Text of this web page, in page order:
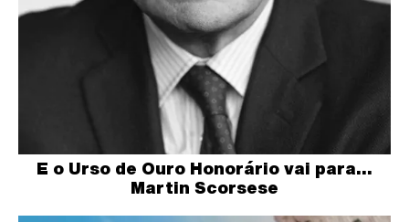
E o Urso de Ouro Honorário vai para…
Martin Scorsese